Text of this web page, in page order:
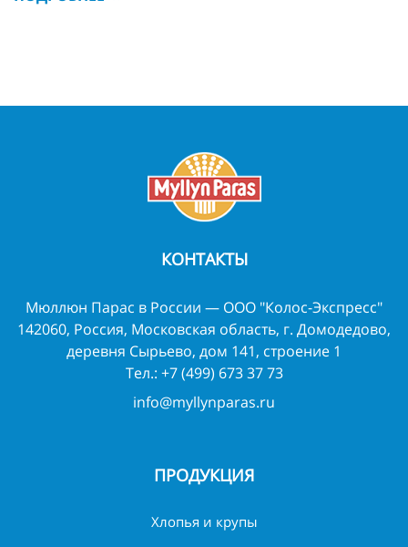
КОНТАКТЫ
Мюллюн Парас в России — ООО "Колос-Экспресс"
142060, Россия, Московская область, г. Домодедово,
деревня Сырьево, дом 141, строение 1
Тел.: +7 (499) 673 37 73
info@myllynparas.ru
ПРОДУКЦИЯ
Хлопья и крупы